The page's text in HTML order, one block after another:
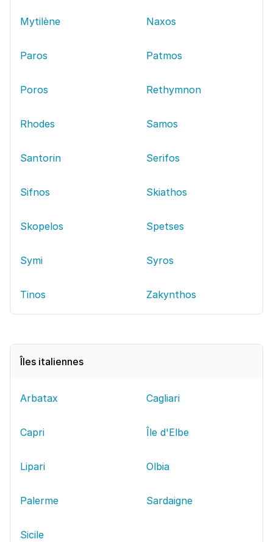
Mytilène Naxos
Paros Patmos
Poros Rethymnon
Rhodes Samos
Santorin Serifos
Sifnos Skiathos
Skopelos Spetses
Symi Syros
Tinos Zakynthos
Îles italiennes
Arbatax Cagliari
Capri Île d'Elbe
Lipari Olbia
Palerme Sardaigne
Sicile